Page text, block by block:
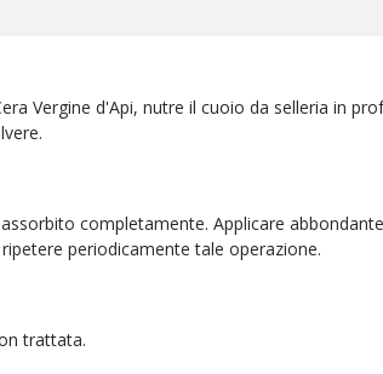
Vergine d'Api, nutre il cuoio da selleria in
completamente. Applicare
periodicamente tale operazione.
trattata.